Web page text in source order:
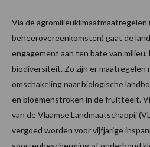
Via de agromilieuklimaatmaatregelen
beheerovereenkomsten) gaat de
engagement aan ten bate van milieu,
biodiversiteit. Zo zijn er maatregelen
omschakeling naar biologische
en bloemenstroken in de fruitteelt.
van de Vlaamse Landmaatschappij
vergoed worden voor vijfjarige